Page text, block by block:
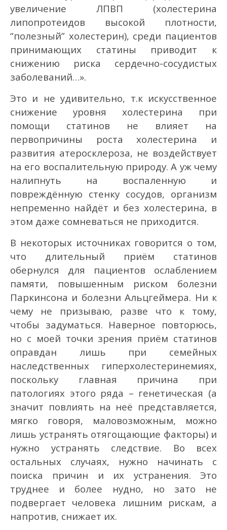
увеличение ЛПВП (холестерина
липопротеидов высокой плотности,
“полезный” холестерин), среди пациентов
принимающих статины приводит к
снижению риска сердечно-сосудистых
заболеваний…».
Это и не удивительно, т.к искусственное
снижение уровня холестерина при
помощи статинов не влияет на
первопричины роста холестерина и
развития атеросклероза, не воздействует
на его воспалительную природу. А уж чему
налипнуть на воспаленную и
повреждённую стенку сосудов, организм
непременно найдёт и без холестерина, в
этом даже сомневаться не приходится.
В некоторых источниках говорится о том,
что длительный приём статинов
обернулся для пациентов ослаблением
памяти, повышенным риском болезни
Паркинсона и болезни Альцгеймера. Ни к
чему не призываю, разве что к тому,
чтобы задуматься. Наверное повторюсь,
но с моей точки зрения приём статинов
оправдан лишь при семейных
наследственных гиперхолестеринемиях,
поскольку главная причина при
патологиях этого ряда – генетическая (а
значит повлиять на неё представляется,
мягко говоря, маловозможным, можно
лишь устранять отягощающие факторы) и
нужно устранять следствие. Во всех
остальных случаях, нужно начинать с
поиска причин и их устранения. Это
труднее и более нудно, но зато не
подвергает человека лишним рискам, а
напротив, снижает их.